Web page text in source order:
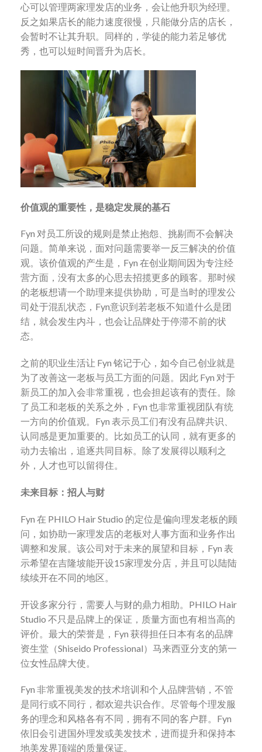
心可以管理两家理发店的业务，会让他升职为经理。
反之如果店长的能力速度很慢，只能做分店的店长，
会暂时不让其升职。同样的，学徒的能力若足够优
秀，也可以短时间晋升为店长。
价值观的重要性，是稳定发展的基石
Fyn 对员工所设的规则是禁止抱怨、挑剔而不会解决
问题。简单来说，面对问题需要举一反三解决的价值
观。该价值观的产生是，Fyn 在创业期间因为专注经
营方面，没有太多的心思去招揽更多的顾客。那时候
的老板想请一个助理来提供协助，可是当时的理发公
司处于混乱状态，Fyn意识到若老板不知道什么是团
结，就会发生内斗，也会让品牌处于停滞不前的状
态。
之前的职业生活让 Fyn 铭记于心，如今自己创业就是
为了改善这一老板与员工方面的问题。因此 Fyn 对于
新员工的加入会非常重视，也会担起该有的责任。除
了员工和老板的关系之外，Fyn 也非常重视团队有统
一方向的价值观。Fyn 表示员工们有没有品牌共识、
认同感是更加重要的。比如员工的认同，就有更多的
动力去输出，追逐共同目标。除了发展得以顺利之
外，人才也可以留得住。
未来目标：招人与财
Fyn 在 PHILO Hair Studio 的定位是偏向理发老板的顾
问，如协助一家理发店的老板对人事方面和业务作出
调整和发展。该公司对于未来的展望和目标，Fyn 表
示希望在吉隆坡能开设15家理发分店，并且可以陆陆
续续开在不同的地区。
开设多家分行，需要人与财的鼎力相助。PHILO Hair
Studio 不只是品牌上的保证，质量方面也有相当高的
评价。最大的荣誉是，Fyn 获得担任日本有名的品牌
资生堂（Shiseido Professional）马来西亚分支的第一
位女性品牌大使。
Fyn 非常重视美发的技术培训和个人品牌营销，不管
是同行或不同行，都欢迎共识合作。尽管每个理发服
务的理念和风格各有不同，拥有不同的客户群。Fyn
依旧会引进国外理发或美发技术，进而提升和保持本
地美发界顶端的质量保证。